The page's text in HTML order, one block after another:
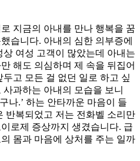
지금의 아내를 만나 행복을 꿈
습니다. 아내의 심한 의부증에
여성 고객이 많았는데 아내는
해도 의심하며 제 속을 뒤집어
고 모든 걸 없던 일로 하고 싶
과하는 아내의 모습을 보니
나.’ 하는 안타까운 마음이 들
반복되었고 저는 전화벨 소리만
로제 증상까지 생겼습니다. 급
몸과 마음에 상처를 주는 일까